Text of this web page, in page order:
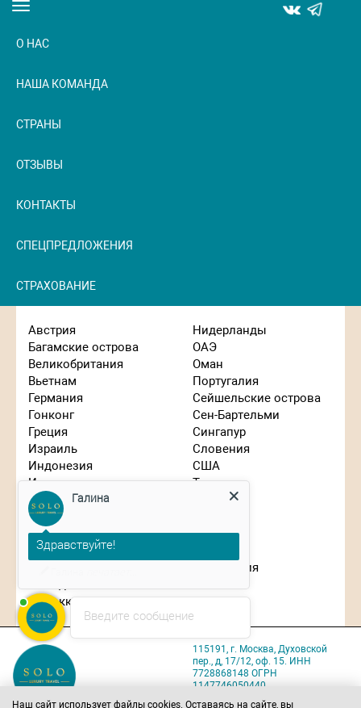
Toggle
О НАС
НАША КОМАНДА
СТРАНЫ
ОТЗЫВЫ
КОНТАКТЫ
СПЕЦПРЕДЛОЖЕНИЯ
СТРАХОВАНИЕ
Австрия
Багамские острова
Великобритания
Вьетнам
Германия
Гонконг
Греция
Израиль
Индонезия
Иордания
Испания
Италия
Кипр
Китай
Марокко
Нидерланды
ОАЭ
Оман
Португалия
Сейшельские острова
Сен-Бартельми
Сингапур
Словения
США
Таиланд
Танзания
Франция
Швейцария
Япония
115191, г. Москва, Духовской
пер., д, 17/12, оф. 15. ИНН
7728868148 ОГРН
1147746050440
Карта проезда
Наш сайт использует файлы cookies. Оставаясь на сайте, вы
Введите сообщение
Галина
Здравствуйте!
Планируете путешествие?